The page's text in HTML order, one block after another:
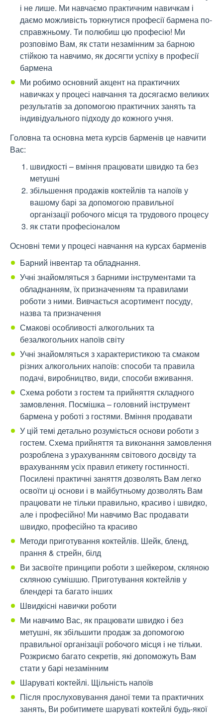
і не лише. Ми навчаємо практичним навичкам і
даємо можливість торкнутися професії бармена по-
справжньому. Ти полюбиш цю професію! Ми
розповімо Вам, як стати незамінним за барною
стійкою та навчимо, як досягти успіху в професії
бармена
Ми робимо основний акцент на практичних
навичках у процесі навчання та досягаємо великих
результатів за допомогою практичних занять та
індивідуального підходу до кожного учня.
Головна та основна мета курсів барменів це навчити
Вас:
швидкості – вміння працювати швидко та без
метушні
збільшення продажів коктейлів та напоїв у
вашому барі за допомогою правильної
організації робочого місця та трудового процесу
як стати професіоналом
Основні теми у процесі навчання на курсах барменів
Барний інвентар та обладнання.
Учні знайомляться з барними інструментами та
обладнанням, їх призначенням та правилами
роботи з ними. Вивчається асортимент посуду,
назва та призначення
Смакові особливості алкогольних та
безалкогольних напоїв світу
Учні знайомляться з характеристикою та смаком
різних алкогольних напоїв: способи та правила
подачі, виробництво, види, способи вживання.
Схема роботи з гостем та прийняття складного
замовлення. Посмішка – головний інструмент
бармена у роботі з гостями. Вміння продавати
У цій темі детально розуміється основи роботи з
гостем. Схема прийняття та виконання замовлення
розроблена з урахуванням світового досвіду та
врахуванням усіх правил етикету гостинності.
Посилені практичні заняття дозволять Вам легко
освоїти ці основи і в майбутньому дозволять Вам
працювати не тільки правильно, красиво і швидко,
але і професійно! Ми навчимо Вас продавати
швидко, професійно та красиво
Методи приготування коктейлів. Шейк, бленд,
прання & стрейн, білд
Ви засвоїте принципи роботи з шейкером, скляною
скляною сумішшю. Приготування коктейлів у
блендері та багато інших
Швидкісні навички роботи
Ми навчимо Вас, як працювати швидко і без
метушні, як збільшити продаж за допомогою
правильної організації робочого місця і не тільки.
Розкриємо багато секретів, які допоможуть Вам
стати у барі незамінним
Шаруваті коктейлі. Щільність напоїв
Після прослуховування даної теми та практичних
занять, Ви робитимете шаруваті коктейлі будь-якої